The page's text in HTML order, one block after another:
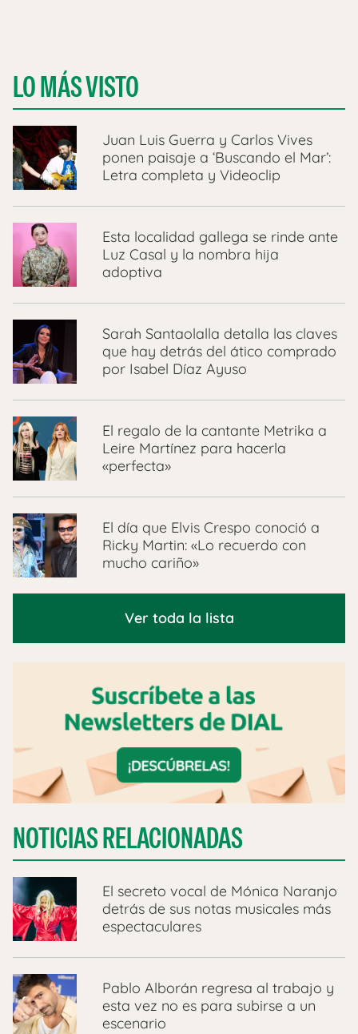
LO MÁS VISTO
Juan Luis Guerra y Carlos Vives
ponen paisaje a ‘Buscando el Mar’:
Letra completa y Videoclip
Esta localidad gallega se rinde ante
Luz Casal y la nombra hija
adoptiva
Sarah Santaolalla detalla las claves
que hay detrás del ático comprado
por Isabel Díaz Ayuso
El regalo de la cantante Metrika a
Leire Martínez para hacerla
«perfecta»
El día que Elvis Crespo conoció a
Ricky Martin: «Lo recuerdo con
mucho cariño»
Ver toda la lista
NOTICIAS RELACIONADAS
El secreto vocal de Mónica Naranjo
detrás de sus notas musicales más
espectaculares
Pablo Alborán regresa al trabajo y
esta vez no es para subirse a un
escenario